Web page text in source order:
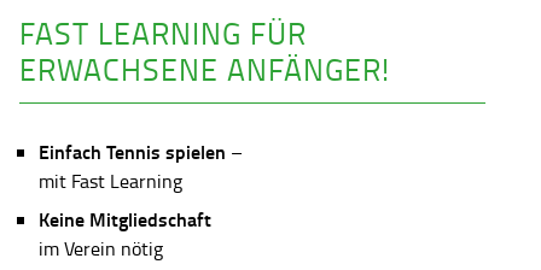
FAST LEARNING FÜR
ERWACHSENE ANFÄNGER!
Einfach Tennis spielen –
mit Fast Learning
Keine Mitgliedschaft
im Verein nötig